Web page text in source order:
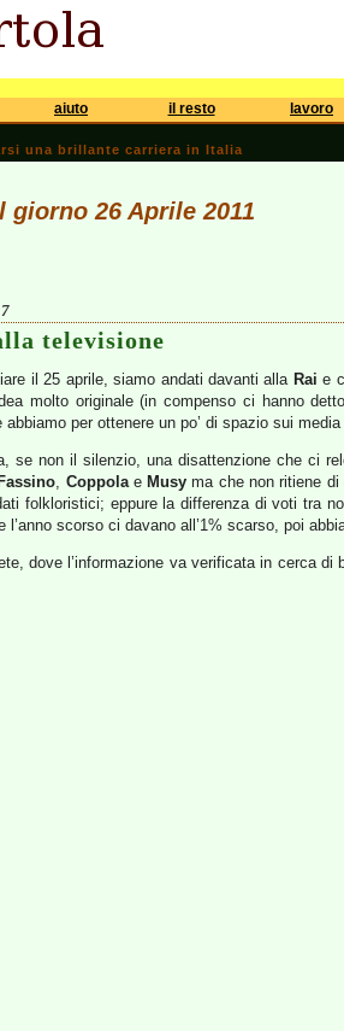
aiuto il resto lavoro
una brillante carriera in Italia
26 Aprile 2011
televisione
il 25 aprile, siamo andati davanti alla Rai e
molto originale (in compenso ci hanno
abbiamo per ottenere un po’ di spazio sui
se non il silenzio, una disattenzione che ci
Fassino, Coppolae Musy ma che non ritiene di
folkloristici; eppure la differenza di voti tra
scorso ci davano all’1% scarso, poi
dove l’informazione va verificata in cerca